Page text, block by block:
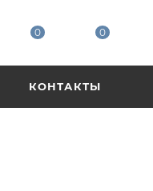
0 0
КОНТАКТЫ